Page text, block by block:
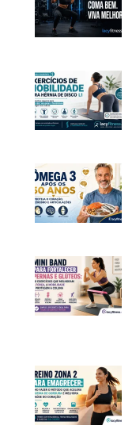
o
k